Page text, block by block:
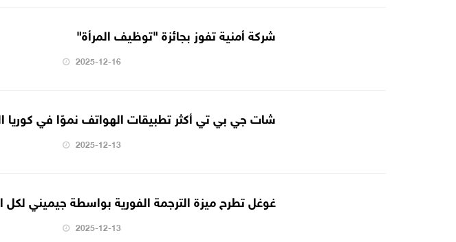
شركة أمنية تفوز بجائزة "توظيف المرأة"
2025-12-16
شات جي بي تي أكثر تطبيقات الهواتف نموًا في كوريا
2025-12-13
غوغل تطرح ميزة الترجمة الفورية بواسطة جيميني لكل
2025-12-13